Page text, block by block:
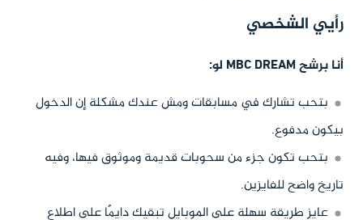
رأيي الشخصي
أنا برشح MBC DREAM لو:
بتحب تشارك في مسابقات ومش عندك مشكلة إن الدخول
بيكون مدفوع.
بتحب تكون جزء من سحوبات قديمة وموثوق فيها، وفيه
تاريخ واضح للفايزين.
عايز طريقة سهلة على الموبايل تبقيك دايمًا على اطلاع